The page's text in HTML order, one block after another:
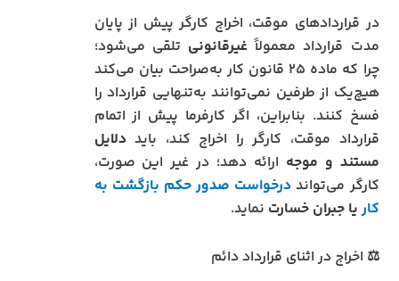
در قراردادهای موقت، اخراج کارگر پیش از پایان
مدت قرارداد معمولاًغیرقانونی تلقی می‌شود؛
چرا که ماده ۲۵ قانون کار به‌صراحت بیان می‌کند
هیچ‌یک از طرفین نمی‌توانند به‌تنهایی قرارداد را
فسخ کنند. بنابراین، اگر کارفرما پیش از اتمام
قرارداد موقت، کارگر را اخراج کند، بایددلایل
مستند و موجه ارائه دهد؛ در غیر این صورت،
کارگر می‌تواند درخواست صدور حکم بازگشت به
کاریا جبران خسارت نماید.
⚖️ اخراج در اثنای قرارداد دائم